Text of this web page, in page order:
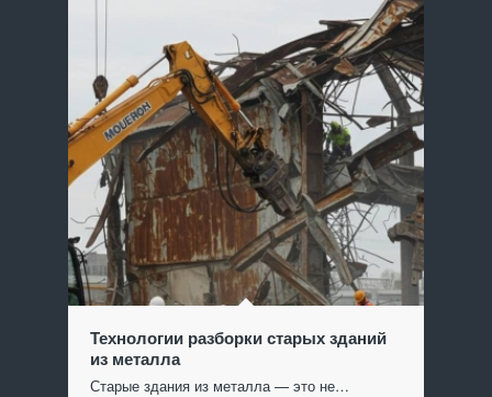
Технологии разборки старых зданий
из металла
Старые здания из металла — это не…